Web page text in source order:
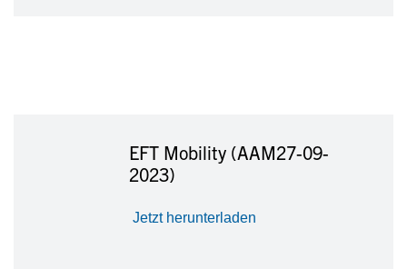
EFT Mobility (AAM27-09-
2023)
Jetzt herunterladen